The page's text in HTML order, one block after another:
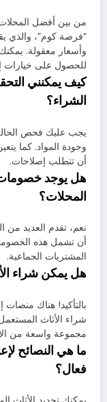
من بين أفضل المحلات
“فرصة كوم”، والذي
وأسعار معقولة.
للحصول على خيارات
كيف يمكنني
الشراء؟
يجب عليك فحص الحالة
وجودة المواد. كما
أن تتطلب إصلاحات.
هل يوجد
المحلات؟
نعم، تقدم العديد
أن تشمل هذه
المشتريات الجماعية.
هل يمكن شراء
بالتأكيد! هناك
شراء الأثاث
مجموعة واسعة من
ما هي النصائح
فعال؟